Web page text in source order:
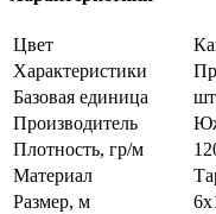
Цвет
Характеристики
Базовая единица
шт
Производитель
Плотность, гр/м
Материал
Размер, м